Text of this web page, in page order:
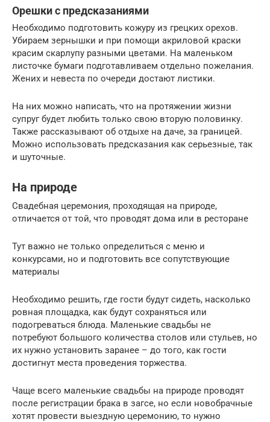
Орешки с предсказаниями
Необходимо подготовить кожуру из грецких орехов.
Убираем зернышки и при помощи акриловой краски
красим скарлупу разными цветами. На маленьком
листочке бумаги подготавливаем отдельно пожелания.
Жених и невеста по очереди достают листики.
На них можно написать, что на протяжении жизни
супруг будет любить только свою вторую половинку.
Также рассказывают об отдыхе на даче, за границей.
Можно использовать предсказания как серьезные, так
и шуточные.
На природе
Свадебная церемония, проходящая на природе,
отличается от той, что проводят дома или в ресторане
Тут важно не только определиться с меню и
конкурсами, но и подготовить все сопутствующие
материалы
Необходимо решить, где гости будут сидеть, насколько
ровная площадка, как будут сохраняться или
подогреваться блюда. Маленькие свадьбы не
потребуют большого количества столов или стульев, но
их нужно установить заранее – до того, как гости
достигнут места проведения торжества.
Чаще всего маленькие свадьбы на природе проводят
после регистрации брака в загсе, но если новобрачные
хотят провести выездную церемонию, то нужно